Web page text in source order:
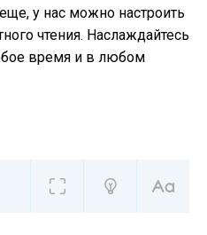
у нас можно настроить
чтения. Наслаждайтесь
время и в любом